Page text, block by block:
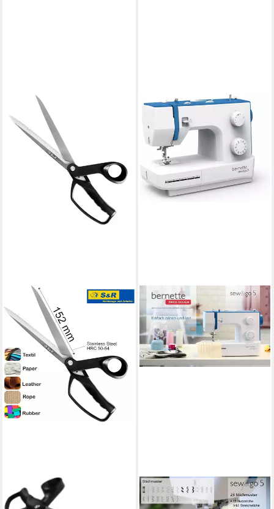
S&R
Stoffscheren Profi
BERNETTE
Freiarm-Nähmaschine